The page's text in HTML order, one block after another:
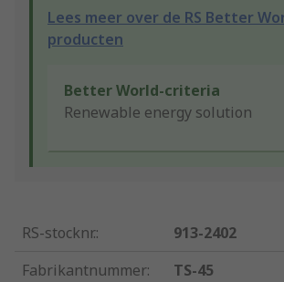
Lees meer over de RS Better
producten
Better World-criteria
Renewable energy solution
RS-stocknr.:
913-2402
Fabrikantnummer:
TS-45